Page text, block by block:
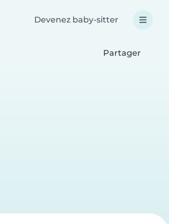
Devenez baby-sitter
Partager